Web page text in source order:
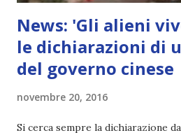
News: 'Gli alieni
le dichiarazioni di
del governo cinese
novembre 20, 2016
Si cerca sempre la dichiarazione